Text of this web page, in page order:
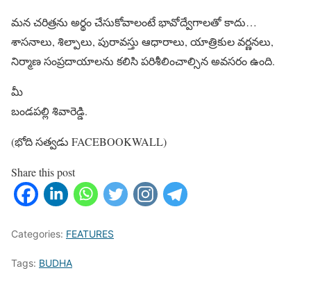
మన చరిత్రను అర్థం చేసుకోవాలంటే భావోద్వేగాలతో కాదు…
శాసనాలు, శిల్పాలు, పురావస్తు ఆధారాలు, యాత్రికుల వర్ణనలు,
నిర్మాణ సంప్రదాయాలను కలిసి పరిశీలించాల్సిన అవసరం ఉంది.
మీ
బండపల్లి శివారెడ్డి.
(భోది సత్వడు FACEBOOKWALL)
Share this post
Categories: FEATURES
Tags: BUDHA